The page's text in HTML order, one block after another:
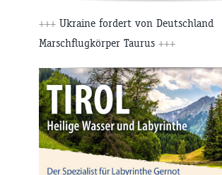
+++ Ukraine fordert von Deutschland
Marschflugkörper Taurus +++